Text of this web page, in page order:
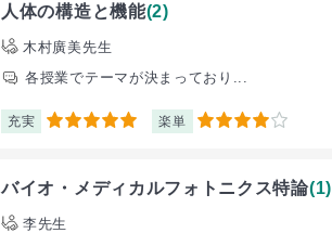
人体の構造と機能(2)
木村廣美先生
各授業でテーマが決まっており...
充実 5 楽単 4
バイオ・メディカルフォトニクス特論(1)
李先生